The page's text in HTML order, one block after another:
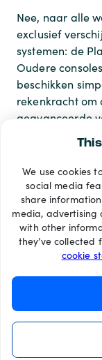
We use cookies
social media
share
media, advertising
with other
they’ve collected
cookie
Nee, naar alle
exclusief
systemen: de
Oudere
beschikken
rekenkracht om
geavanceerde
te kunnen